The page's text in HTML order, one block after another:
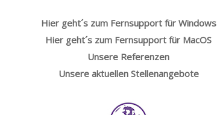
Hier geht´s zum Fernsupport für Windows
Hier geht´s zum Fernsupport für MacOS
Unsere Referenzen
Unsere aktuellen Stellenangebote